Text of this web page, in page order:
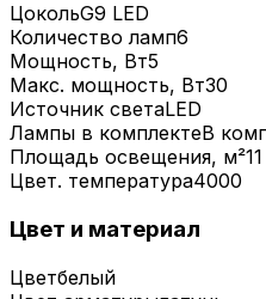
ЦокольG9 LED
Количество ламп6
Мощность, Вт5
Макс. мощность, Вт30
Источник светаLED
Лампы в комплектеВ
Площадь освещения, м²11
Цвет. температура4000
Цвет и материал
Цветбелый